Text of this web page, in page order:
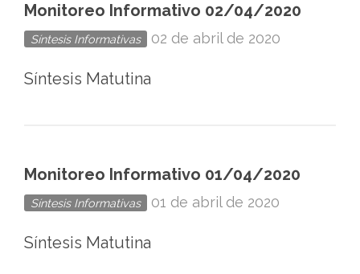
Monitoreo Informativo 02/04/2020
Síntesis Informativas 02 de abril de 2020
Síntesis Matutina
Monitoreo Informativo 01/04/2020
Síntesis Informativas 01 de abril de 2020
Síntesis Matutina